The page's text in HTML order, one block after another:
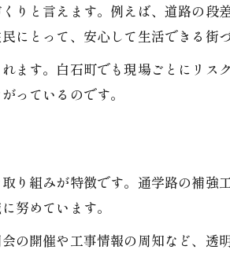
信頼性向上のための土木現場の
難読地名を知ることが土木現場で
土木作業に不可欠な地名知識の
難読地名が土木現場で役立つ具
地名由来を知ることで土木作業
地元企業の特徴と土木工事の実際を
土木工事に強い地元企業の選び
りと言えます。例えば、道路の
にとって、安心して生活できる街
ます。白石町でも現場ごとにリ
っているのです。
り組みが特徴です。通学路の補
努めています。
の開催や工事情報の周知など、
お問い合わせ・ご相談はこち
お問い合わせ・ご相談はこち